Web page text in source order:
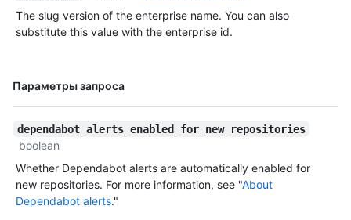
The slug version of the enterprise name. You can also
substitute this value with the enterprise id.
Параметры запроса
Имя., Тип,
dependabot_alerts_enabled_for_new_repositories
boolean
Whether Dependabot alerts are automatically enabled for
new repositories. For more information, see "About
Dependabot alerts."